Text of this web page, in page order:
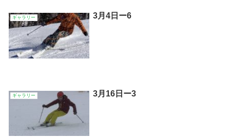
ギャラリー 3月4日ー6
ギャラリー 3月16日ー3